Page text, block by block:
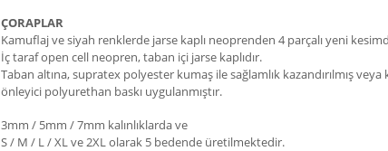
ÇORAPLAR
Kamuflaj ve siyah renklerde jarse kaplı neoprenden 4 parçalı yeni
İç taraf open cell neopren, taban içi jarse kaplıdır.
Taban altına, supratex polyester kumaş ile sağlamlık kazandırılmış veya
önleyici polyurethan baskı uygulanmıştır.
3mm / 5mm / 7mm kalınlıklarda ve
S / M / L / XL ve 2XL olarak 5 bedende üretilmektedir.